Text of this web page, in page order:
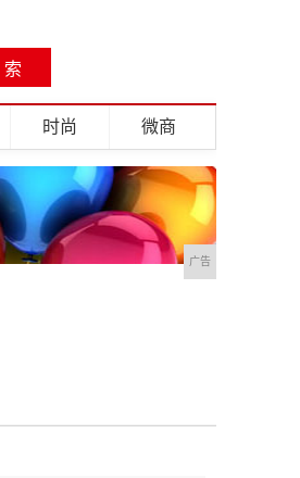
时尚 微商
广告